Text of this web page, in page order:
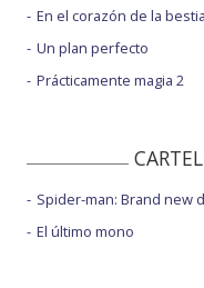
En el corazón de la bestia
Un plan perfecto
Prácticamente magia 2
Spider-man: Brand new
El último mono